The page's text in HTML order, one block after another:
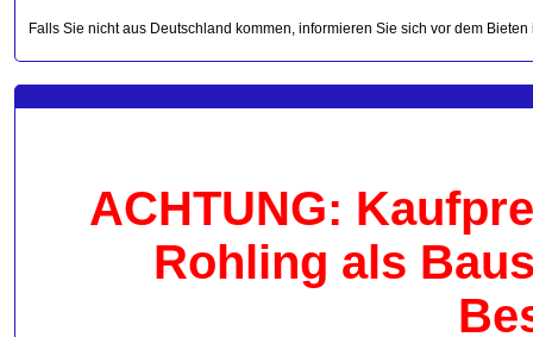
Falls Sie nicht aus Deutschland kommen, informieren Sie sich vor dem
ACHTUNG:
Rohling als